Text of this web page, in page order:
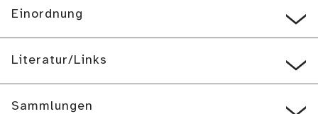
Einordnung
Literatur/Links
Sammlungen